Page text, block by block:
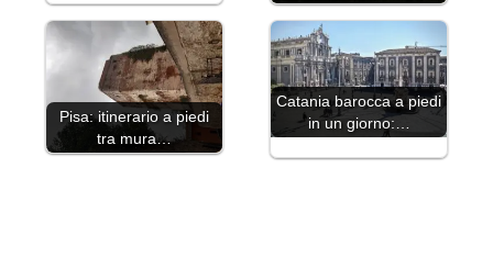
Pisa: itinerario a piedi
tra mura…
Catania barocca a piedi
in un giorno:…